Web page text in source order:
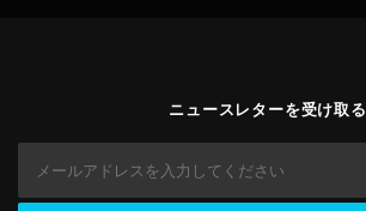
ニュースレターを受け取る